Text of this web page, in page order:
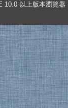
10.0 以上版本瀏覽器